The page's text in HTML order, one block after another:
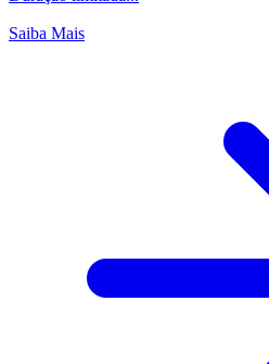
Saiba Mais